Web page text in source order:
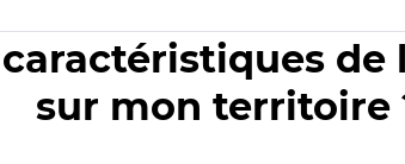
de
sur mon territoire